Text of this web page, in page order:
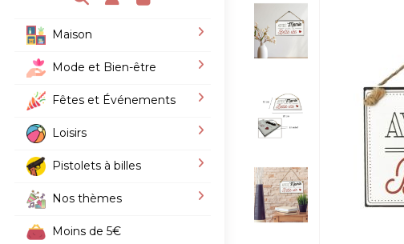
Maison
Mode et Bien-être
Fêtes et Événements
Loisirs
Pistolets à billes
Nos thèmes
Moins de 5€